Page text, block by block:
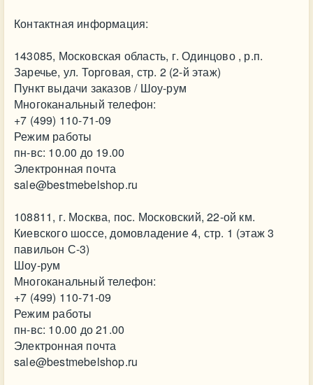
Контактная информация:
143085, Московская область, г. Одинцово , р.п.
Заречье, ул. Торговая, стр. 2 (2-й этаж)
Пункт выдачи заказов / Шоу-рум
Многоканальный телефон:
+7 (499) 110-71-09
Режим работы
пн-вс: 10.00 до 19.00
Электронная почта
sale@bestmebelshop.ru
108811, г. Москва, пос. Московский, 22-ой км.
Киевского шоссе, домовладение 4, стр. 1 (этаж 3
павильон С-3)
Шоу-рум
Многоканальный телефон:
+7 (499) 110-71-09
Режим работы
пн-вс: 10.00 до 21.00
Электронная почта
sale@bestmebelshop.ru